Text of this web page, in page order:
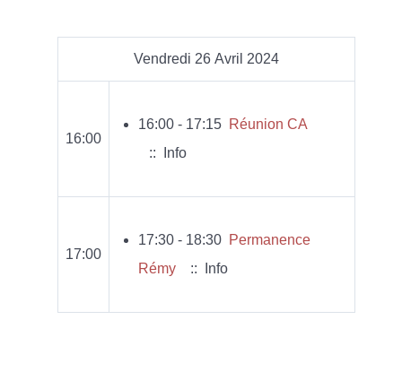
Vendredi 26 Avril 2024
16:00
16:00 - 17:15 Réunion CA
:: Info
17:00
17:30 - 18:30 Permanence
Rémy
:: Info